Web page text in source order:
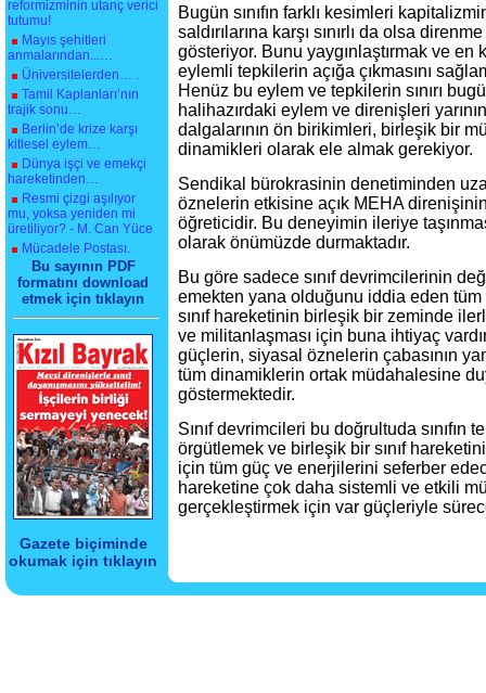
reformizminin utanç verici
tutumu!
Mayıs şehitleri
anmalarından...…
Üniversitelerden… .
Tamil Kaplanları’nın
trajik sonu…
Berlin’de krize karşı
kitlesel eylem…
Dünya işçi ve emekçi
hareketinden…
Resmi çizgi aşılıyor
mu, yoksa yeniden mi
üretiliyor? - M. Can Yüce
Mücadele Postası.
Bu sayının PDF
formatını download
etmek için tıklayın
Gazete biçiminde
okumak için tıklayın
Bugün sınıfın farklı kesimleri
saldırılarına karşı sınırlı da olsa
gösteriyor. Bunu yaygınlaştırmak ve en
eylemli tepkilerin açığa çıkmasını
Henüz bu eylem ve tepkilerin sınırı
halihazırdaki eylem ve direnişleri
dalgalarının ön birikimleri, birleşik bir
dinamikleri olarak ele almak gerekiyor.
Sendikal bürokrasinin denetiminden
öznelerin etkisine açık MEHA
öğreticidir. Bu deneyimin ileriye
olarak önümüzde durmaktadır.
Bu göre sadece sınıf devrimcilerinin
emekten yana olduğunu iddia eden
sınıf hareketinin birleşik bir zeminde
ve militanlaşması için buna ihtiyaç
güçlerin, siyasal öznelerin çabasının
tüm dinamiklerin ortak müdahalesine
göstermektedir.
Sınıf devrimcileri bu doğrultuda sınıfın
örgütlemek ve birleşik bir sınıf
için tüm güç ve enerjilerini seferber
hareketine çok daha sistemli ve etkili
gerçekleştirmek için var güçleriyle